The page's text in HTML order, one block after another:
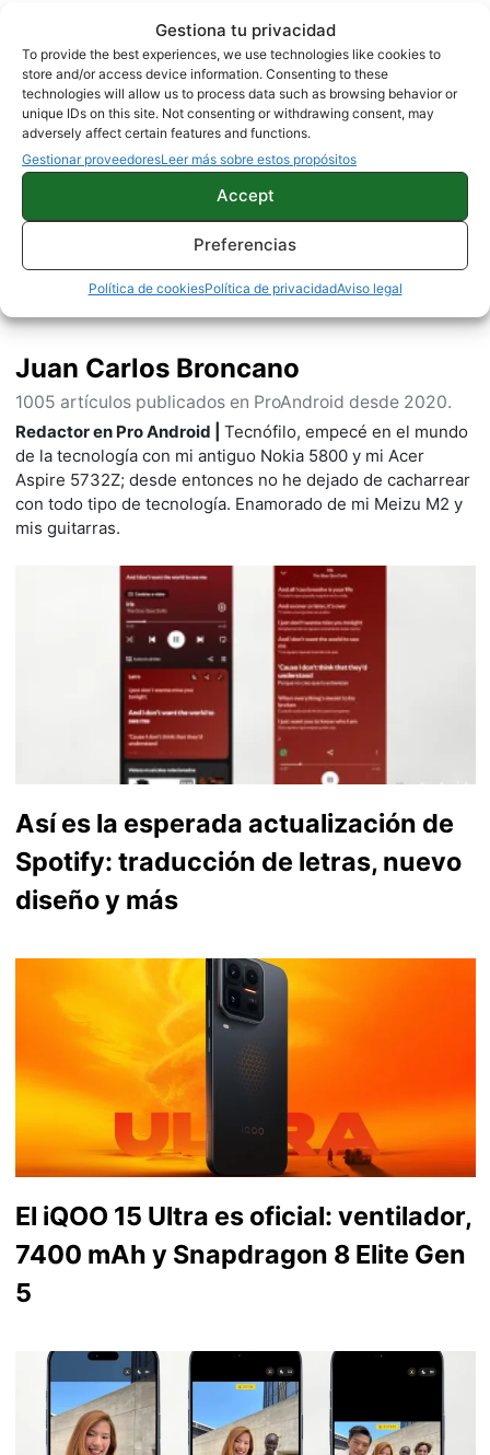
Gestiona tu privacidad
To provide the best experiences, we use technologies like cookies to
store and/or access device information. Consenting to these
technologies will allow us to process data such as browsing behavior or
unique IDs on this site. Not consenting or withdrawing consent, may
adversely affect certain features and functions.
Gestionar proveedoresLeer más sobre estos propósitos
Accept
Preferencias
Política de cookiesPolítica de privacidadAviso legal
Sobre este autor
Juan Carlos Broncano
1005 artículos publicados en ProAndroid desde 2020.
Redactor en Pro Android | Tecnófilo, empecé en el mundo
de la tecnología con mi antiguo Nokia 5800 y mi Acer
Aspire 5732Z; desde entonces no he dejado de cacharrear
con todo tipo de tecnología. Enamorado de mi Meizu M2 y
mis guitarras.
Así es la esperada actualización de
Spotify: traducción de letras, nuevo
diseño y más
El iQOO 15 Ultra es oficial: ventilador,
7400 mAh y Snapdragon 8 Elite Gen
5